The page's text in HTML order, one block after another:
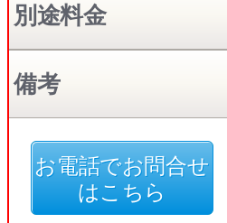
別途料金
備考
お電話でお問合せ
はこちら